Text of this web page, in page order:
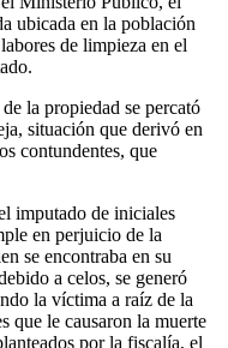
ubicada en la población
de limpieza en el
la propiedad se percató
situación que derivó en
contundentes, que
imputado de iniciales
en perjuicio de la
se encontraba en su
a celos, se generó
la víctima a raíz de la
que le causaron la muerte
por la fiscalía, el